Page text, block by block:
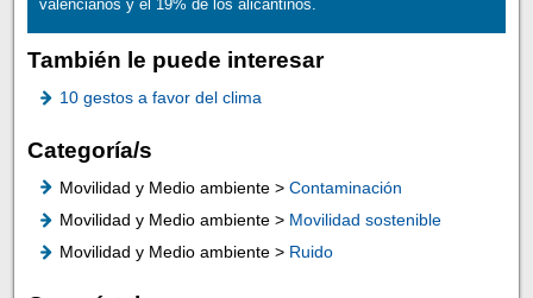
valencianos y el 19% de los alicantinos.
También le puede interesar
10 gestos a favor del clima
Categoría/s
Movilidad y Medio ambiente > Contaminación
Movilidad y Medio ambiente > Movilidad sostenible
Movilidad y Medio ambiente > Ruido